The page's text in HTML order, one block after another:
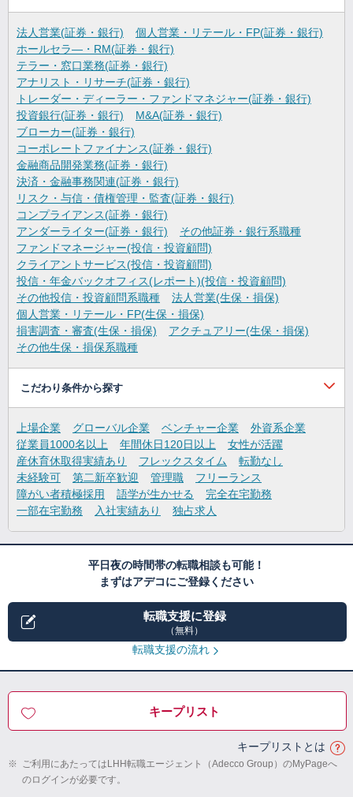
法人営業(証券・銀行)
個人営業・リテール・FP(証券・銀行)
ホールセラ―・RM(証券・銀行)
テラー・窓口業務(証券・銀行)
アナリスト・リサーチ(証券・銀行)
トレーダー・ディーラー・ファンドマネジャー(証券・銀行)
投資銀行(証券・銀行)
M&A(証券・銀行)
ブローカー(証券・銀行)
コーポレートファイナンス(証券・銀行)
金融商品開発業務(証券・銀行)
決済・金融事務関連(証券・銀行)
リスク・与信・債権管理・監査(証券・銀行)
コンプライアンス(証券・銀行)
アンダーライター(証券・銀行)
その他証券・銀行系職種
ファンドマネージャー(投信・投資顧問)
クライアントサービス(投信・投資顧問)
投信・年金バックオフィス(レポート)(投信・投資顧問)
その他投信・投資顧問系職種
法人営業(生保・損保)
個人営業・リテール・FP(生保・損保)
損害調査・審査(生保・損保)
アクチュアリー(生保・損保)
その他生保・損保系職種
こだわり条件から探す
上場企業 グローバル企業 ベンチャー企業
外資系企業
従業員1000名以上
年間休日120日以上
女性が活躍
産休育休取得実績あり
フレックスタイム
転勤なし
未経験可
第二新卒歓迎 管理職
フリーランス
障がい者積極採用
語学が生かせる
完全在宅勤務
一部在宅勤務
入社実績あり 独占求人
平日夜の時間帯の転職相談も可能！
まずはアデコにご登録ください
転職支援に登録
（無料）
転職支援の流れ
キープリスト
キープリストとは
※ ご利用にあたってはLHH転職エージェント（Adecco Group）のMyPageへ
のログインが必要です。